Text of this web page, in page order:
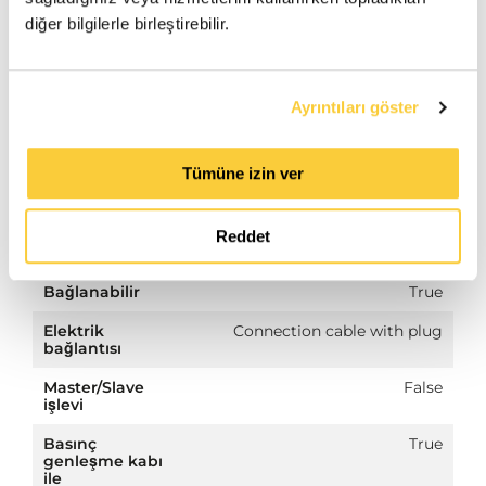
diğer bilgilerle birleştirebilir.
Ayrıntıları göster
Tümüne izin ver
Reddet
ETIM productdata
125.0 Ltr.
Bağlantı
Other
Bağlanabilir
True
Elektrik
bağlantısı
Connection cable with plug
Master/Slave
işlevi
False
Basınç
genleşme kabı
ile
True